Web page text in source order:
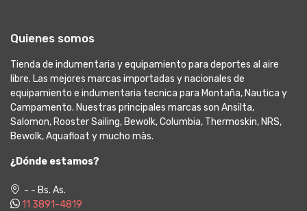
Quienes somos
Tienda de indumentaria y equipamiento para deportes al aire
libre. Las mejores marcas importadas y nacionales de
equipamiento e indumentaria tecnica para Montaña, Nautica y
Campamento. Nuestras principales marcas son Ansilta,
Salomon, Rooster Sailing, Bewolk, Columbia, Thermoskin, NRS,
Bewolk, Aquafloat y mucho màs.
¿Dónde estamos?
- - Bs. As.
11 3891-4819